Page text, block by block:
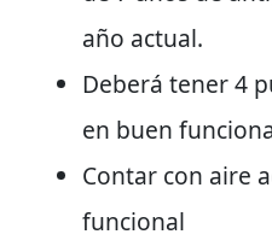
año actual.
Deberá tener 4
en buen
Contar con aire
funcional